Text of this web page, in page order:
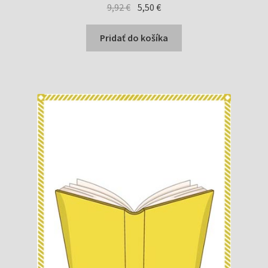
9,92€ Pôvodná
cena
bola:
9,92 €.
5,50€Aktuálna
cena
je:
5,50 €.
Pridať do košíka